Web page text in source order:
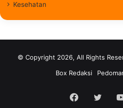
Kesehatan
© Copyright 2026, All Rights
Box Redaksi
Facebook